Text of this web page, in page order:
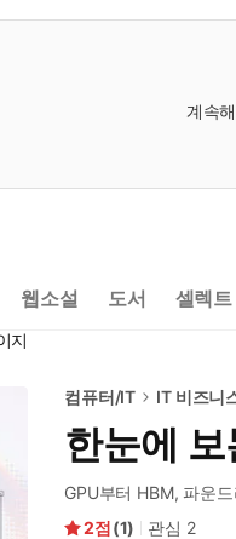
계속
웹소설 도서 셀렉트
지
컴퓨터/IT IT 비즈니
한눈에
GPU부터 HBM, 파운
2
(1) 관심 2